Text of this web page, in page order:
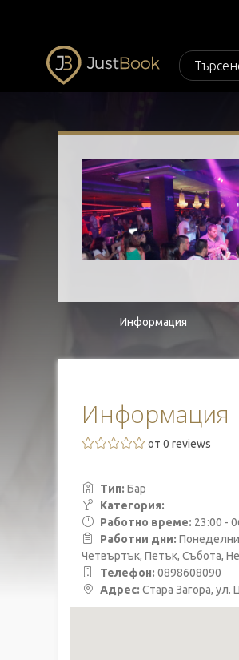
Информация
Информация
от 0 reviews
Тип: Бар
Категория:
Работно време: 23:00 -
Работни дни:
Четвъртък, Петък, Събота,
Телефон: 0898608090
Адрес: Стара Загора,